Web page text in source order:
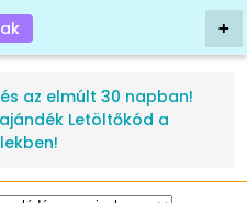
+
az elmúlt 30 napban!
Letöltőkód a